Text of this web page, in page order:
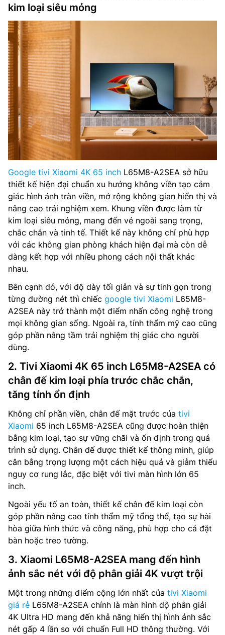
kim loại siêu mỏng
Google tivi Xiaomi 4K 65 inch L65M8-A2SEA sở hữu
thiết kế hiện đại chuẩn xu hướng không viền tạo cảm
giác hình ảnh tràn viền, mở rộng không gian hiển thị và
nâng cao trải nghiệm xem. Khung viền được làm từ
kim loại siêu mỏng, mang đến vẻ ngoài sang trọng,
chắc chắn và tinh tế. Thiết kế này không chỉ phù hợp
với các không gian phòng khách hiện đại mà còn dễ
dàng kết hợp với nhiều phong cách nội thất khác
nhau.
Bên cạnh đó, với độ dày tối giản và sự tinh gọn trong
từng đường nét thì chiếc google tivi Xiaomi L65M8-
A2SEA này trở thành một điểm nhấn công nghệ trong
mọi không gian sống. Ngoài ra, tính thẩm mỹ cao cũng
góp phần nâng tầm trải nghiệm thị giác cho người
dùng.
2. Tivi Xiaomi 4K 65 inch L65M8-A2SEA có
chân đế kim loại phía trước chắc chắn,
tăng tính ổn định
Không chỉ phần viền, chân đế mặt trước của tivi
Xiaomi 65 inch L65M8-A2SEA cũng được hoàn thiện
bằng kim loại, tạo sự vững chãi và ổn định trong quá
trình sử dụng. Chân đế được thiết kế thông minh, giúp
cân bằng trọng lượng một cách hiệu quả và giảm thiểu
nguy cơ rung lắc, đặc biệt với tivi màn hình lớn 65
inch.
Ngoài yếu tố an toàn, thiết kế chân đế kim loại còn
góp phần nâng cao tính thẩm mỹ tổng thể, tạo sự hài
hòa giữa hình thức và công năng, phù hợp cho cả đặt
bàn hoặc treo tường.
3. Xiaomi L65M8-A2SEA mang đến hình
ảnh sắc nét với độ phân giải 4K vượt trội
Một trong những điểm cộng lớn nhất của tivi Xiaomi
giá rẻ L65M8-A2SEA chính là màn hình độ phân giải
4K Ultra HD mang đến khả năng hiển thị hình ảnh sắc
nét gấp 4 lần so với chuẩn Full HD thông thường. Với